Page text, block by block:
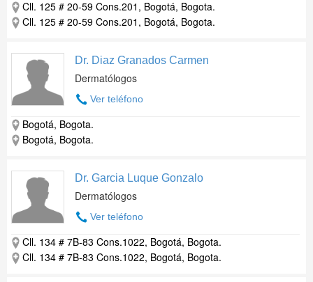
Cll. 125 # 20-59 Cons.201, Bogotá, Bogota.
Cll. 125 # 20-59 Cons.201, Bogotá, Bogota.
Dr. Diaz Granados Carmen
Dermatólogos
Ver teléfono
Bogotá, Bogota.
Bogotá, Bogota.
Dr. Garcia Luque Gonzalo
Dermatólogos
Ver teléfono
Cll. 134 # 7B-83 Cons.1022, Bogotá, Bogota.
Cll. 134 # 7B-83 Cons.1022, Bogotá, Bogota.